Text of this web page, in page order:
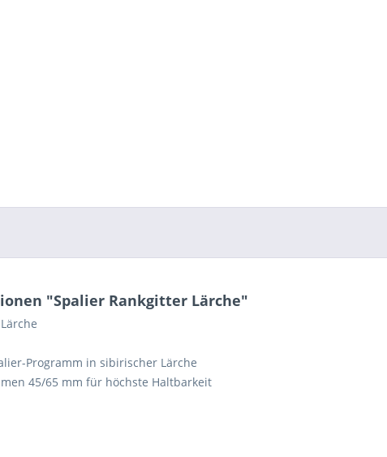
"Spalier Rankgitter Lärche"
Programm in sibirischer Lärche
45/65 mm für höchste Haltbarkeit